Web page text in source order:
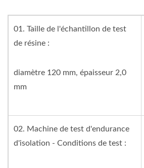
01. Taille de l'échantillon de test
de résine :
diamètre 120 mm, épaisseur 2,0
mm
02. Machine de test d'endurance
d'isolation - Conditions de test :